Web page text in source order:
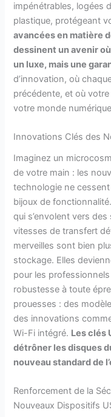
impénétrables, logées
plastique, protégeant
avancées en matière
dessinent un avenir
un luxe, mais une
d’innovation, où
précédente, et où
votre monde
Innovations Clés des
Imaginez un
de votre main : les
technologie ne cessent
bijoux de
qui s’envolent vers
vitesses de transfert
merveilles sont bien
stockage. Elles
pour les
robustesse à toute
prouesses : des
des innovations
Wi-Fi intégré. Les clés
détrôner les disques
nouveau standard de
Renforcement de la
Nouveaux Dispositifs